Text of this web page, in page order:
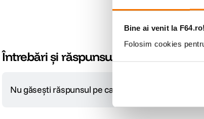
Bine ai venit la F64.ro!
Folosim cookies
Întrebări și răspunsuri
Nu găsești răspunsul pe care îl cauți?